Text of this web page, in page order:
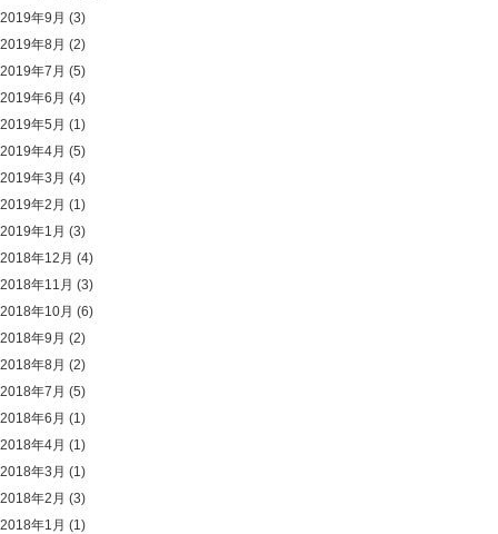
2019年9月 (3)
2019年8月 (2)
2019年7月 (5)
2019年6月 (4)
2019年5月 (1)
2019年4月 (5)
2019年3月 (4)
2019年2月 (1)
2019年1月 (3)
2018年12月 (4)
2018年11月 (3)
2018年10月 (6)
2018年9月 (2)
2018年8月 (2)
2018年7月 (5)
2018年6月 (1)
2018年4月 (1)
2018年3月 (1)
2018年2月 (3)
2018年1月 (1)